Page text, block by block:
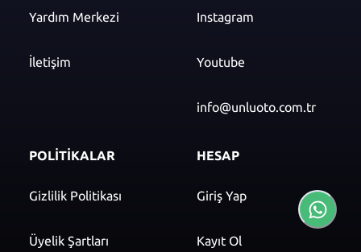
Yardım Merkezi
İletişim
Instagram
Youtube
info@unluoto.com.tr
POLİTİKALAR
Gizlilik Politikası
Üyelik Şartları
HESAP
Giriş Yap
Kayıt Ol